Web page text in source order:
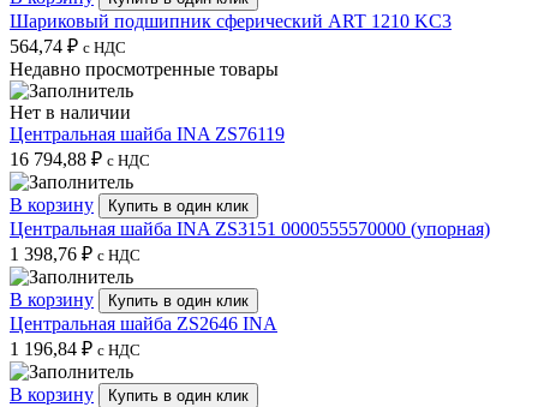
Шариковый подшипник сферический ART 1210 KC3
564,74 ₽ с НДС
Недавно просмотренные товары
Нет в наличии
Центральная шайба INA ZS76119
16 794,88 ₽ с НДС
В корзину Купить в один клик
Центральная шайба INA ZS3151 0000555570000 (упорная)
1 398,76 ₽ с НДС
В корзину Купить в один клик
Центральная шайба ZS2646 INA
1 196,84 ₽ с НДС
В корзину Купить в один клик